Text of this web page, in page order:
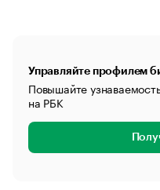
Управляйте профилем
Повышайте
на РБК